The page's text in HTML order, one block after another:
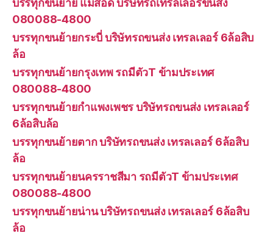
บรรทุกขนย้าย แม่สอด บริษัทรถเทรลเลอร์ขนส่ง
080088-4800
บรรทุกขนย้ายกระบี่ บริษัทรถขนส่ง เทรลเลอร์ 6ล้อสิบ
ล้อ
บรรทุกขนย้ายกรุงเทพ รถมีตัวT ข้ามประเทศ
080088-4800
บรรทุกขนย้ายกำแพงเพชร บริษัทรถขนส่ง เทรลเลอร์
6ล้อสิบล้อ
บรรทุกขนย้ายตาก บริษัทรถขนส่ง เทรลเลอร์ 6ล้อสิบ
ล้อ
บรรทุกขนย้ายนครราชสีมา รถมีตัวT ข้ามประเทศ
080088-4800
บรรทุกขนย้ายน่าน บริษัทรถขนส่ง เทรลเลอร์ 6ล้อสิบ
ล้อ